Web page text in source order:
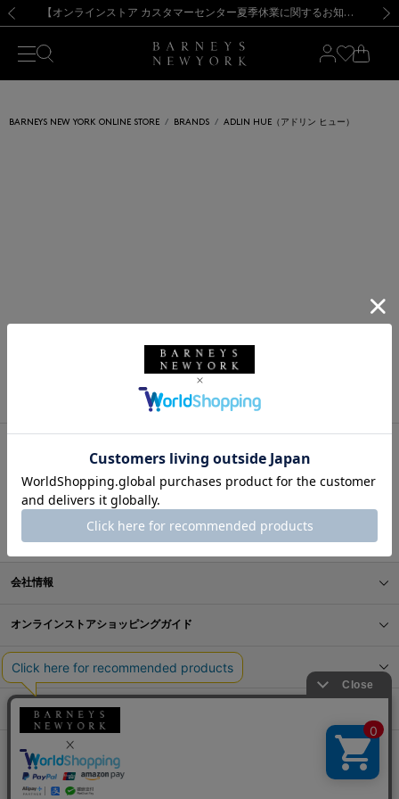
新規登録のお客様も対象！＜MY BARNEYS＞会員のお客様は11,000円（税込）以上のお買上げで常時送料無料！お買い物の際は会員登録を！
【夏季休業に伴う出荷一時停止のお知らせ】(2026.8.7) 【オンラインストア カスタマーセンター夏季休業に関するお知らせ】（2026.8.7）
【夏季休業に伴う返品・交換承り一時停止のお知らせ】（2026.8.5）
熊本県を中心とした地震の影響によるお荷物のお届けについて
【開催中】SUMMER SALEのご案内・ご注意事項 新規登録のお客様も対象！＜MY BARNEYS＞会員のお客様は11,000円（税込）以上のお買上げで常時送料無料！お買い物の際は会員登録を！
【夏季休業に伴う出荷一時停止のお知らせ】(2026.8.7)
BARNEYS NEW YORK ONLINE STORE BRANDS ADLIN HUE（アドリン ヒュー）
ADLIN HUE
アドリン ヒュー
BARNEYS NEW YORK ONLINE STORE BRANDS ADLIN HUE（アドリン ヒュー）
会社情報
オンラインストアショッピングガイド
店舗情報
サービス